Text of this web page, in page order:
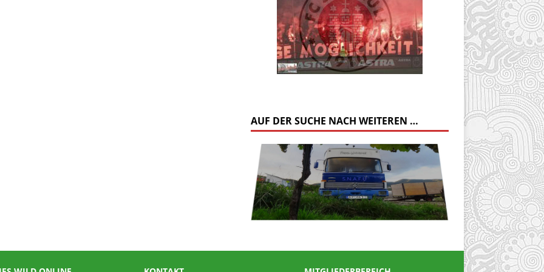
AUF DER SUCHE NACH WEITEREN …